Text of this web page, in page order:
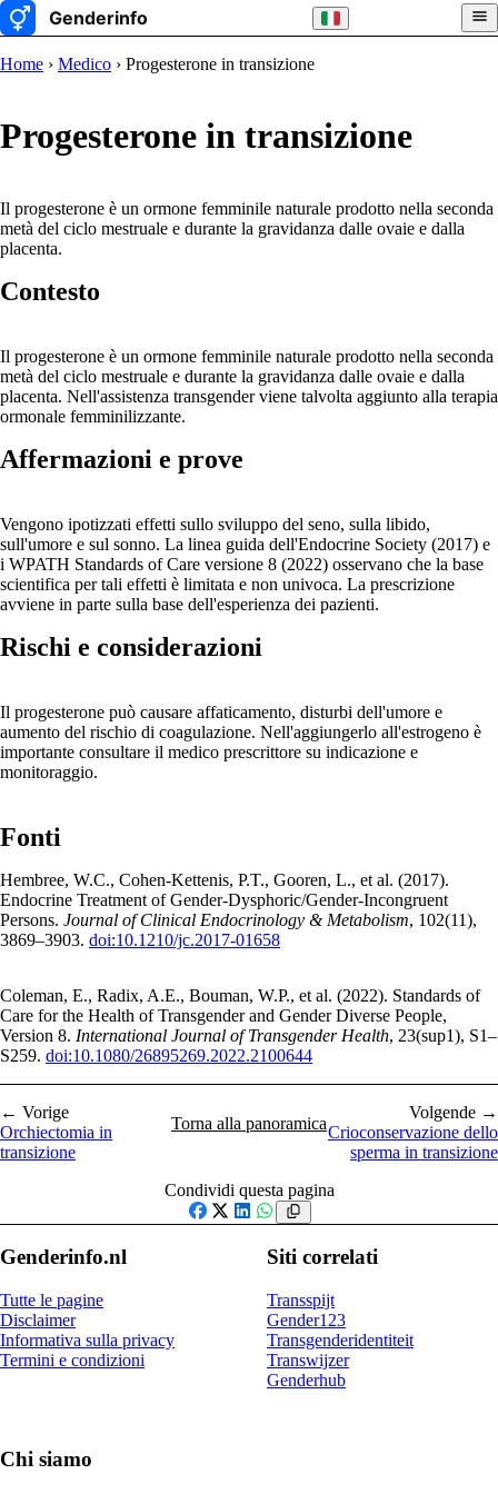
Home › Medico › Progesterone in transizione
Progesterone in transizione
Il progesterone è un ormone femminile naturale prodotto nella seconda
metà del ciclo mestruale e durante la gravidanza dalle ovaie e dalla
placenta.
Contesto
Il progesterone è un ormone femminile naturale prodotto nella seconda
metà del ciclo mestruale e durante la gravidanza dalle ovaie e dalla
placenta. Nell'assistenza transgender viene talvolta aggiunto alla terapia
ormonale femminilizzante.
Affermazioni e prove
Vengono ipotizzati effetti sullo sviluppo del seno, sulla libido,
sull'umore e sul sonno. La linea guida dell'Endocrine Society (2017) e
i WPATH Standards of Care versione 8 (2022) osservano che la base
scientifica per tali effetti è limitata e non univoca. La prescrizione
avviene in parte sulla base dell'esperienza dei pazienti.
Rischi e considerazioni
Il progesterone può causare affaticamento, disturbi dell'umore e
aumento del rischio di coagulazione. Nell'aggiungerlo all'estrogeno è
importante consultare il medico prescrittore su indicazione e
monitoraggio.
Fonti
Hembree, W.C., Cohen-Kettenis, P.T., Gooren, L., et al. (2017).
Endocrine Treatment of Gender-Dysphoric/Gender-Incongruent
Persons. Journal of Clinical Endocrinology & Metabolism, 102(11),
3869–3903. doi:10.1210/jc.2017-01658
Coleman, E., Radix, A.E., Bouman, W.P., et al. (2022). Standards of
Care for the Health of Transgender and Gender Diverse People,
Version 8. International Journal of Transgender Health, 23(sup1), S1–
S259. doi:10.1080/26895269.2022.2100644
← Vorige
Orchiectomia in
transizione
Torna alla panoramica
Volgende →
Crioconservazione dello
sperma in transizione
Condividi questa pagina
Facebook
X LinkedIn
WhatsApp
Genderinfo.nl
Tutte le pagine
Disclaimer
Informativa sulla privacy
Termini e condizioni
Siti correlati
Transspijt
Gender123
Transgenderidentiteit
Transwijzer
Genderhub
Chi siamo